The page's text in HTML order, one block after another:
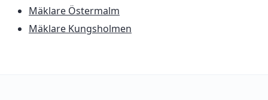
Mäklare Östermalm
Mäklare Kungsholmen